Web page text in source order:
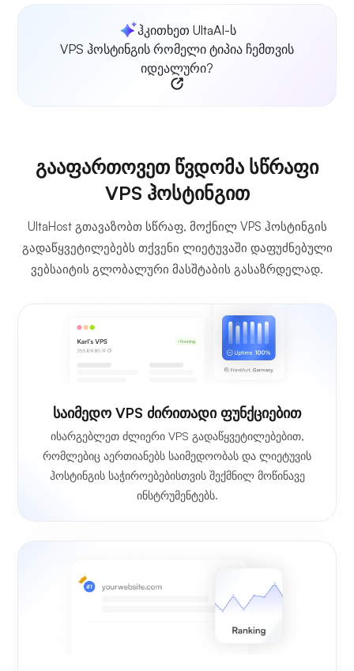
ჰკითხეთ UltaAI-ს
VPS ჰოსტინგის რომელი ტიპია ჩემთვის
იდეალური?
გააფართოვეთ წვდომა სწრაფი
VPS ჰოსტინგით
UltaHost გთავაზობთ სწრაფ, მოქნილ VPS ჰოსტინგის
გადაწყვეტილებებს თქვენი ლიეტუვაში დაფუძნებული
ვებსაიტის გლობალური მასშტაბის გასაზრდელად.
საიმედო VPS ძირითადი ფუნქციებით
ისარგებლეთ ძლიერი VPS გადაწყვეტილებებით,
რომლებიც აერთიანებს საიმედოობას და ლიეტუვის
ჰოსტინგის საჭიროებებისთვის შექმნილ მოწინავე
ინსტრუმენტებს.